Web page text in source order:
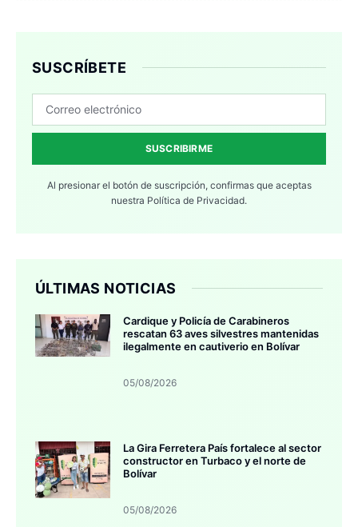
SUSCRÍBETE
SUSCRIBIRME
Al presionar el botón de suscripción, confirmas que aceptas
nuestra Política de Privacidad.
ÚLTIMAS NOTICIAS
Cardique y Policía de Carabineros
rescatan 63 aves silvestres mantenidas
ilegalmente en cautiverio en Bolívar
05/08/2026
La Gira Ferretera País fortalece al sector
constructor en Turbaco y el norte de
Bolívar
05/08/2026